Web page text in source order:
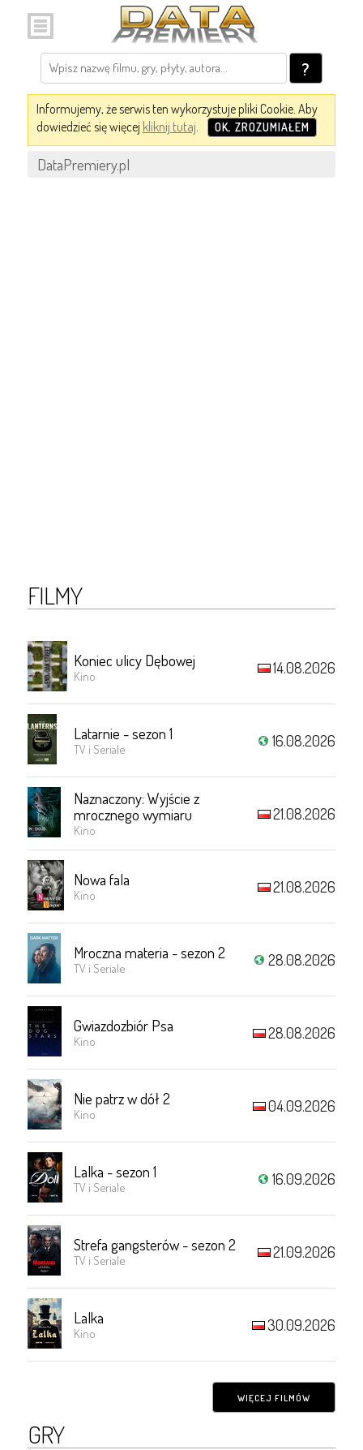
?
Informujemy, że serwis ten wykorzystuje pliki Cookie. Aby
dowiedzieć się więcej kliknij tutaj. OK, ZROZUMIAŁEM
DataPremiery.pl
FILMY
Koniec ulicy Dębowej
Kino 14.08.2026
Latarnie - sezon 1
TV i Seriale 16.08.2026
Naznaczony: Wyjście z
mrocznego wymiaru
Kino
21.08.2026
Nowa fala
Kino 21.08.2026
Mroczna materia - sezon 2
TV i Seriale 28.08.2026
Gwiazdozbiór Psa
Kino 28.08.2026
Nie patrz w dół 2
Kino 04.09.2026
Lalka - sezon 1
TV i Seriale 16.09.2026
Strefa gangsterów - sezon 2
TV i Seriale 21.09.2026
Lalka
Kino 30.09.2026
WIĘCEJ FILMÓW
GRY